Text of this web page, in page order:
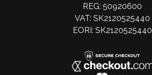
REG: 50920600
VAT: SK2120525440
EORI: SK2120525440